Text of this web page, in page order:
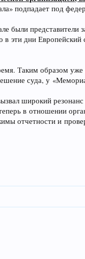
подпадает под
были представители
в эти дни
Таким образом уже
суда, у
широкий
в отношении
отчетности и